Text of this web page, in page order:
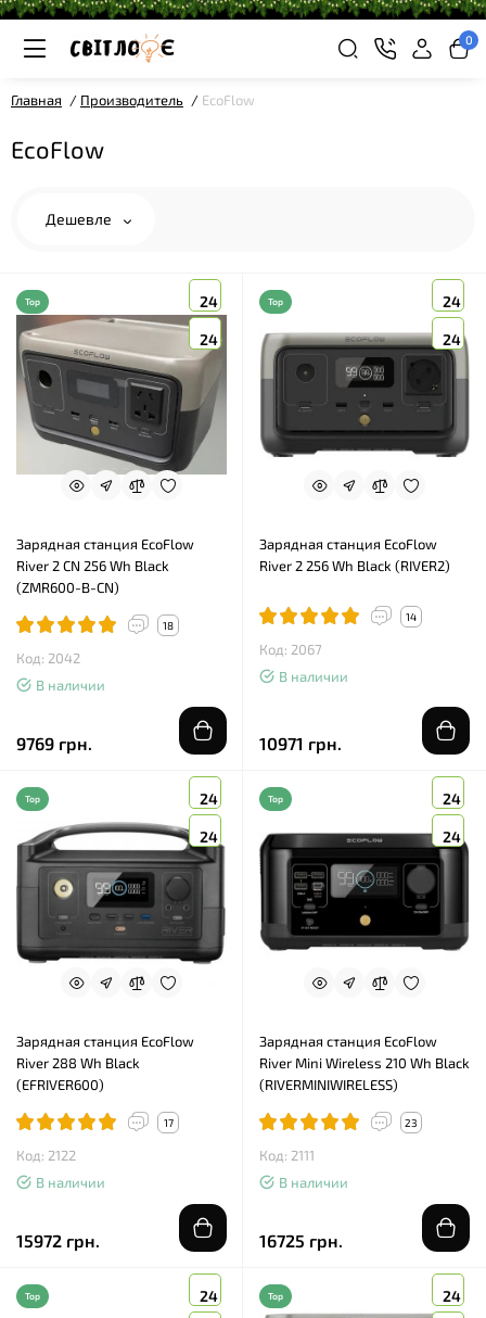
0
Главная Производитель EcoFlow
EcoFlow
Дешевле
24
24
Top
Зарядная станция EcoFlow
River 2 CN 256 Wh Black
(ZMR600-B-CN)
18
Код: 2042
В наличии
9769 грн.
24
24
Top
Зарядная станция EcoFlow
River 2 256 Wh Black (RIVER2)
14
Код: 2067
В наличии
10971 грн.
24
24
Top
Зарядная станция EcoFlow
River 288 Wh Black
(EFRIVER600)
17
Код: 2122
В наличии
15972 грн.
24
24
Top
Зарядная станция EcoFlow
River Mini Wireless 210 Wh Black
(RIVERMINIWIRELESS)
23
Код: 2111
В наличии
16725 грн.
24
Top 24
Top